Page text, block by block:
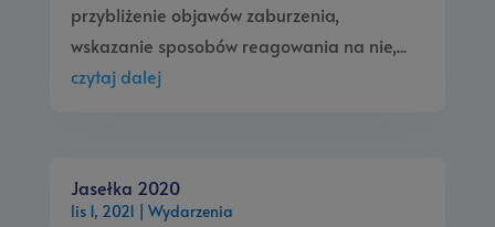
przybliżenie objawów zaburzenia,
wskazanie sposobów reagowania na nie,...
czytaj dalej
Jasełka 2020
lis 1, 2021 Wydarzenia